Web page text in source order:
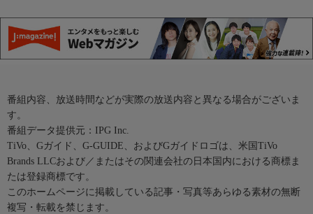
番組内容、放送時間などが実際の放送内容と異なる場合がございま
す。
番組データ提供元：IPG Inc.
TiVo、Gガイド、G-GUIDE、およびGガイドロゴは、米国TiVo
Brands LLCおよび／またはその関連会社の日本国内における商標ま
たは登録商標です。
このホームページに掲載している記事・写真等あらゆる素材の無断
複写・転載を禁じます。